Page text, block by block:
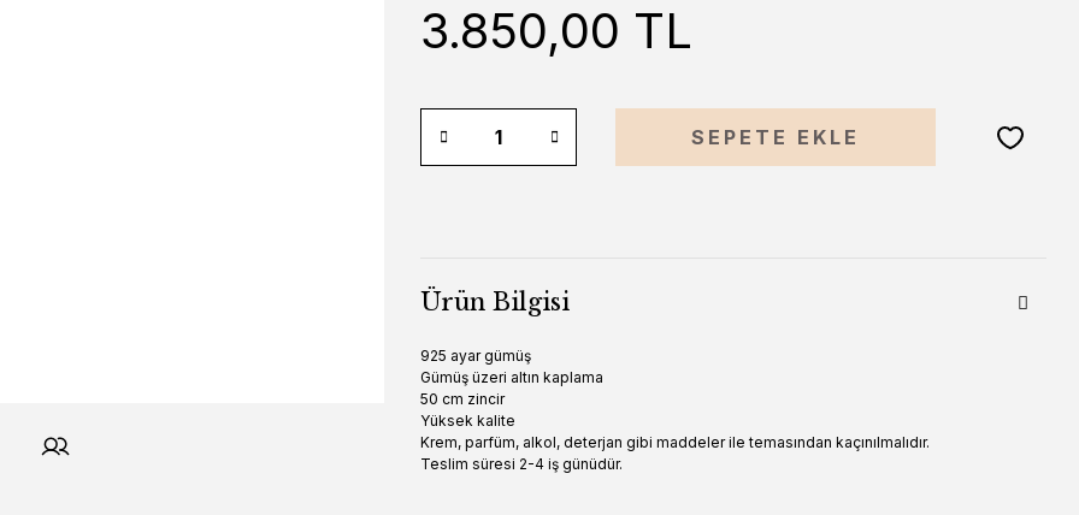
3.850,00 TL
SEPETE EKLE
Ürün Bilgisi
925 ayar gümüş
Gümüş üzeri altın kaplama
50 cm zincir
Yüksek kalite
Krem, parfüm, alkol, deterjan gibi maddeler ile temasından kaçınılmalıdır.
Teslim süresi 2-4 iş günüdür.